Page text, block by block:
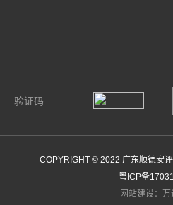
COPYRIGHT © 2022 广东顺德安
粤ICP备
网站建设：